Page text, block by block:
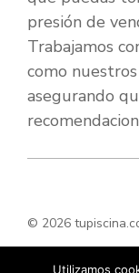
presión de
Trabajamos
como
asegurando
© 2026
Utilizamos